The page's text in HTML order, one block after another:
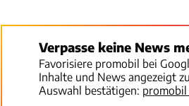
Verpasse keine News
Favorisiere promobil bei
Inhalte und News angezeigt
Auswahl bestätigen: promobil